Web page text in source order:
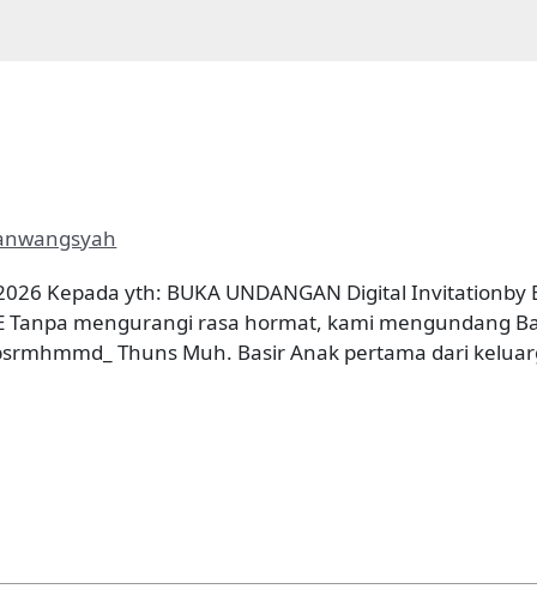
Kepada yth: BUKA UNDANGAN Digital
Tanpa mengurangi rasa hormat, kami mengundang
Thuns Muh. Basir Anak pertama dari